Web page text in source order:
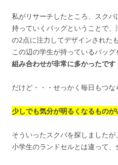
私がリサーチしたところ、スク
持っていくバッグということで
の2点に注力してデザインされた
この辺の学生が持っているバッグ
組み合わせが非常に多かったです
だけど・・・せっかく毎日もつな
少しでも気分が明るくなるものが
そういったスクバを探しましたが
小学生のランドセルとは違って、